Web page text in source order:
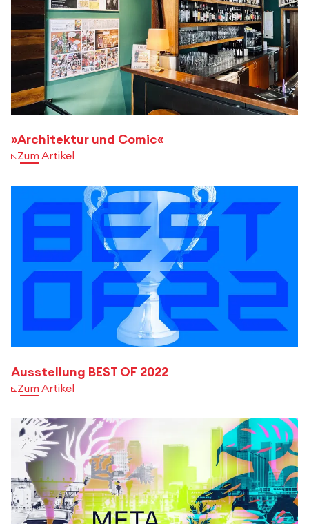
»Architektur und Comic«
Zum Artikel
Ausstellung BEST OF 2022
Zum Artikel